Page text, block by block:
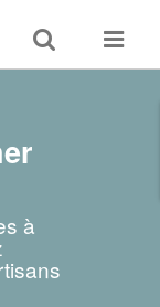
Toggle
search
Toggle
à